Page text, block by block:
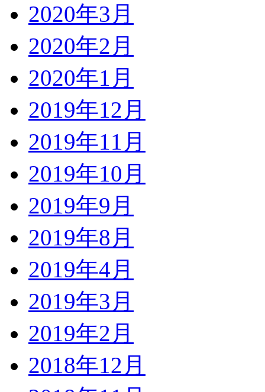
2020年3月
2020年2月
2020年1月
2019年12月
2019年11月
2019年10月
2019年9月
2019年8月
2019年4月
2019年3月
2019年2月
2018年12月